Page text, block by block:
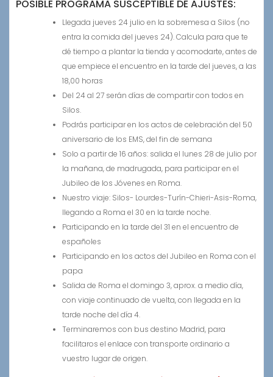
POSIBLE PROGRAMA SUSCEPTIBLE DE AJUSTES:
Llegada jueves 24 julio en la sobremesa a Silos (no
entra la comida del jueves 24). Calcula para que te
dé tiempo a plantar la tienda y acomodarte, antes de
que empiece el encuentro en la tarde del jueves, a las
18,00 horas
Del 24 al 27 serán días de compartir con todos en
Silos.
Podrás participar en los actos de celebración del 50
aniversario de los EMS, del fin de semana
Solo a partir de 16 años: salida el lunes 28 de julio por
la mañana, de madrugada, para participar en el
Jubileo de los Jóvenes en Roma.
Nuestro viaje: Silos- Lourdes-Turín-Chieri-Asis-Roma,
llegando a Roma el 30 en la tarde noche.
Participando en la tarde del 31 en el encuentro de
españoles
Participando en los actos del Jubileo en Roma con el
papa
Salida de Roma el domingo 3, aprox. a medio día,
con viaje continuado de vuelta, con llegada en la
tarde noche del día 4.
Terminaremos con bus destino Madrid, para
facilitaros el enlace con transporte ordinario a
vuestro lugar de origen.